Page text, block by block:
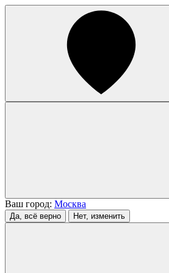
Ваш город: Москва
Да, всё верно Нет, изменить